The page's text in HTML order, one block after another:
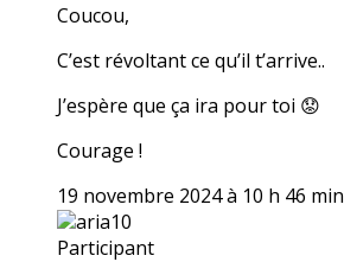
Coucou,
C’est révoltant ce qu’il t’arrive..
J’espère que ça ira pour toi 😟
Courage !
19 novembre 2024 à 10 h 46 min
aria10
Participant